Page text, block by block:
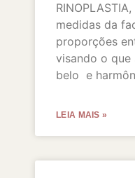
medidas da
proporções
visando o que
belo e
LEIA MAIS »